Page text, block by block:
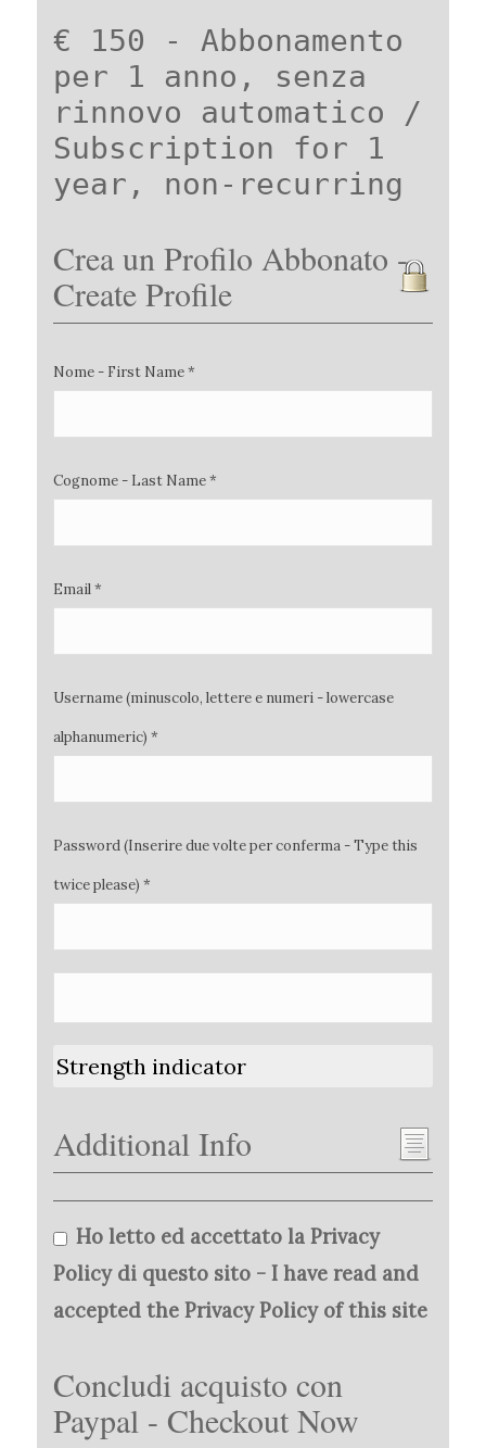
€ 150 - Abbonamento
per 1 anno, senza
rinnovo automatico /
Subscription for 1
year, non-recurring
Crea un Profilo Abbonato -
Create Profile
Nome - First Name *
Cognome - Last Name *
Email *
Username (minuscolo, lettere e numeri - lowercase
alphanumeric) *
Password (Inserire due volte per conferma - Type this
twice please) *
Strength indicator
Additional Info
Ho letto ed accettato la Privacy
Policy di questo sito - I have read and
accepted the Privacy Policy of this site
Concludi acquisto con
Paypal - Checkout Now